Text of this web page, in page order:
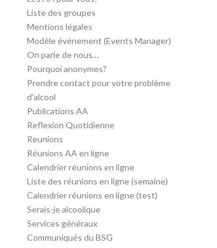
Liste des groupes
Mentions légales
Modèle événement (Events Manager)
On parle de nous…
Pourquoi anonymes?
Prendre contact pour votre problème
d’alcool
Publications AA
Reflexion Quotidienne
Reunions
Réunions AA en ligne
Calendrier réunions en ligne
Liste des réunions en ligne (semaine)
Calendrier réunions en ligne (test)
Serais-je alcoolique
Services généraux
Communiqués du BSG